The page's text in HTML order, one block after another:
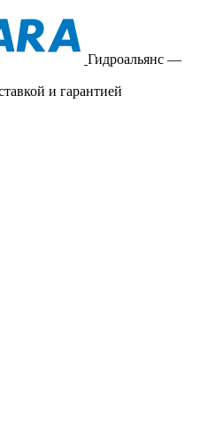
Гидроальянс —
и гарантией